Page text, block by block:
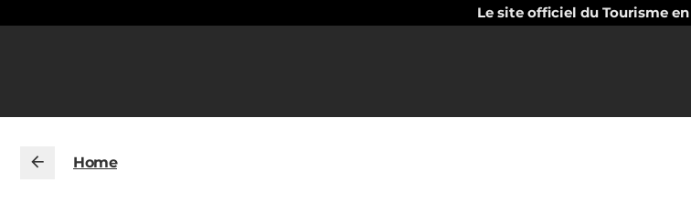
Le site officiel du Tourisme
Home